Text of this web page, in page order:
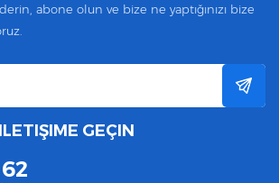
abone olun ve bize ne yaptığınızı bize
GEÇIN